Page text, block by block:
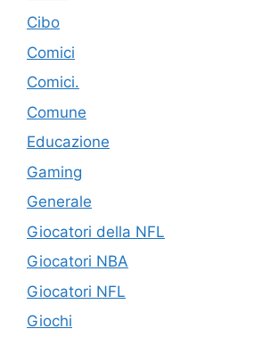
Cibo
Comici
Comici.
Comune
Educazione
Gaming
Generale
Giocatori della NFL
Giocatori NBA
Giocatori NFL
Giochi